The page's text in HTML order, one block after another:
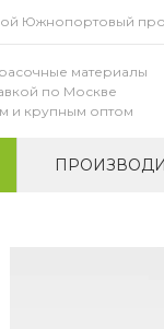
Южнопортовый
материалы
по Москве
и крупным оптом